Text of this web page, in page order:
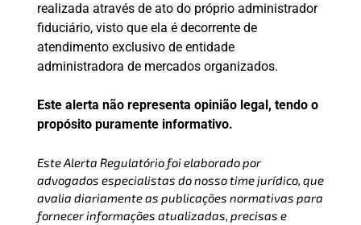
realizada através de ato do próprio administrador
fiduciário, visto que ela é decorrente de
atendimento exclusivo de entidade
administradora de mercados organizados.
Este alerta não representa opinião legal, tendo o
propósito puramente informativo.
Este Alerta Regulatório foi elaborado por
advogados especialistas do nosso time jurídico, que
avalia diariamente as publicações normativas para
fornecer informações atualizadas, precisas e